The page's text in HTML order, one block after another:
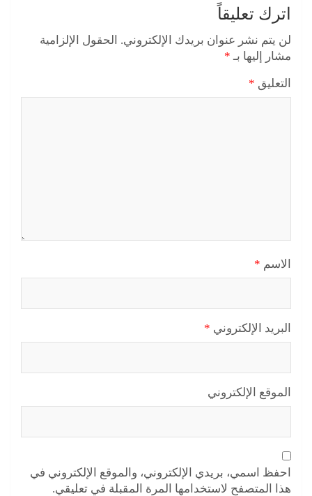
اترك تعليقاً
لن يتم نشر عنوان بريدك الإلكتروني. الحقول الإلزامية
مشار إليها بـ *
التعليق *
الاسم *
البريد الإلكتروني *
الموقع الإلكتروني
احفظ اسمي، بريدي الإلكتروني، والموقع الإلكتروني في
هذا المتصفح لاستخدامها المرة المقبلة في تعليقي.